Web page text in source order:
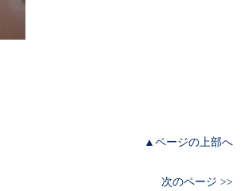
▲ページの上部へ
次のページ >>